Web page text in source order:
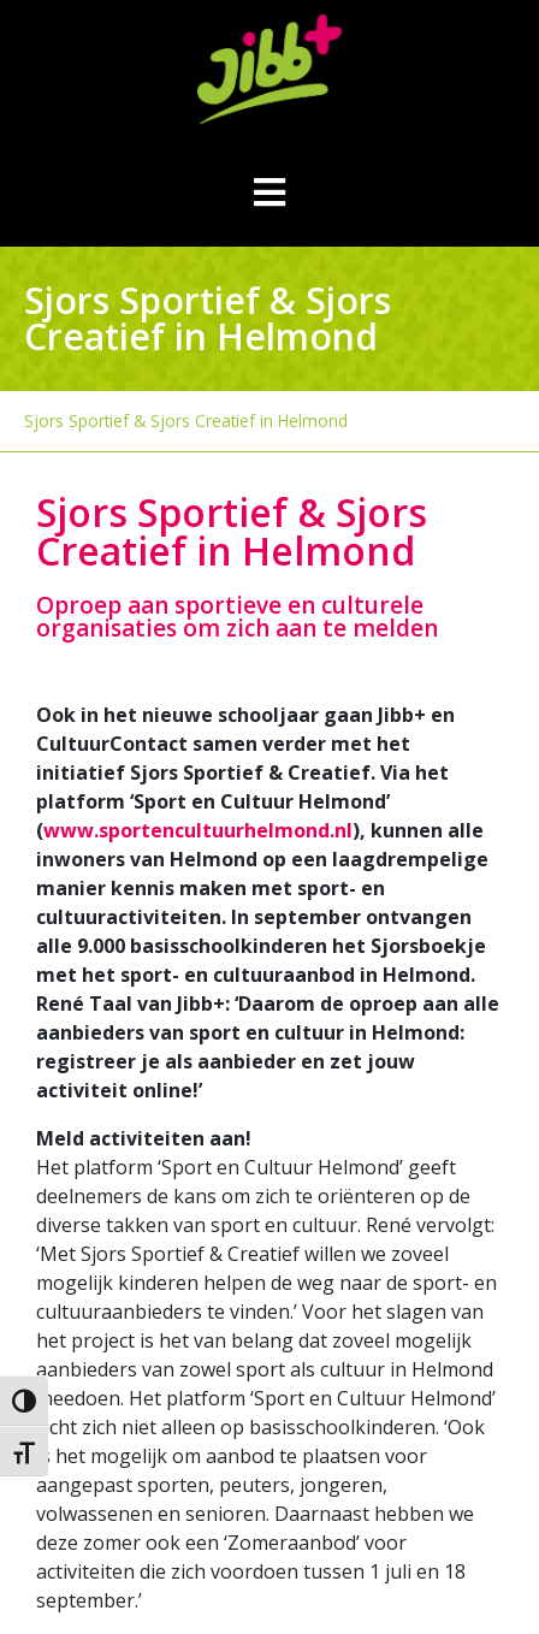
Keuze voor hoog contrast
Kies grootte van het lettertype
Sjors Sportief & Sjors
Creatief in Helmond
Sjors Sportief & Sjors Creatief in Helmond
Sjors Sportief & Sjors
Creatief in Helmond
Oproep aan sportieve en culturele
organisaties om zich aan te melden
Ook in het nieuwe schooljaar gaan Jibb+ en
CultuurContact samen verder met het
initiatief Sjors Sportief & Creatief. Via het
platform ‘Sport en Cultuur Helmond’
(www.sportencultuurhelmond.nl), kunnen alle
inwoners van Helmond op een laagdrempelige
manier kennis maken met sport- en
cultuuractiviteiten. In september ontvangen
alle 9.000 basisschoolkinderen het Sjorsboekje
met het sport- en cultuuraanbod in Helmond.
René Taal van Jibb+: ‘Daarom de oproep aan alle
aanbieders van sport en cultuur in Helmond:
registreer je als aanbieder en zet jouw
activiteit online!’
Meld activiteiten aan!
Het platform ‘Sport en Cultuur Helmond’ geeft
deelnemers de kans om zich te oriënteren op de
diverse takken van sport en cultuur. René vervolgt:
‘Met Sjors Sportief & Creatief willen we zoveel
mogelijk kinderen helpen de weg naar de sport- en
cultuuraanbieders te vinden.’ Voor het slagen van
het project is het van belang dat zoveel mogelijk
aanbieders van zowel sport als cultuur in Helmond
meedoen. Het platform ‘Sport en Cultuur Helmond’
richt zich niet alleen op basisschoolkinderen. ‘Ook
is het mogelijk om aanbod te plaatsen voor
aangepast sporten, peuters, jongeren,
volwassenen en senioren. Daarnaast hebben we
deze zomer ook een ‘Zomeraanbod’ voor
activiteiten die zich voordoen tussen 1 juli en 18
september.’